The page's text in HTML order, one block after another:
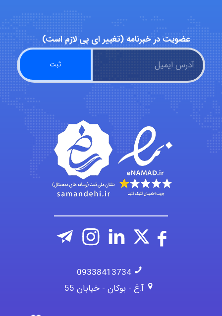
Chehri
roya_boostani
amir
Fateme896
عضویت در خبرنامه (تغییر ای پی لازم است)
09338413734
آ.غ - بوکان - خیابان 55